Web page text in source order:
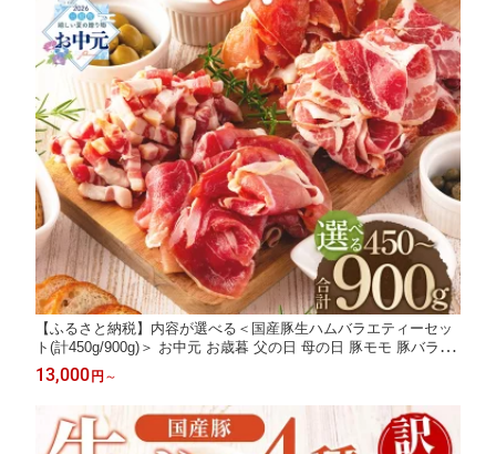
【ふるさと納税】内容が選べる＜国産豚生ハムバラエティーセッ
ト(計450g/900g)＞ お中元 お歳暮 父の日 母の日 豚モモ 豚バラ 肩
肉 スライス 切り落とし パンチェッタ 短冊 コッパスライス サラ
ダ おつまみ 小分け 贈り物 高評価 夏ギフト 【MI270-pl】【株式
会社プラス】
13,000 円 ～